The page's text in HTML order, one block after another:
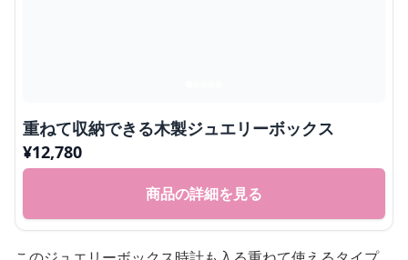
重ねて収納できる木製ジュエリーボックス
¥12,780
商品の詳細を見る